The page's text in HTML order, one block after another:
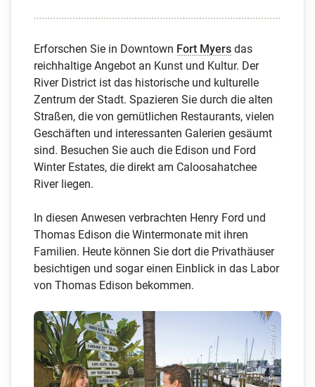
Erforschen Sie in Downtown Fort Myers das
reichhaltige Angebot an Kunst und Kultur. Der
River District ist das historische und kulturelle
Zentrum der Stadt. Spazieren Sie durch die alten
Straßen, die von gemütlichen Restaurants, vielen
Geschäften und interessanten Galerien gesäumt
sind. Besuchen Sie auch die Edison und Ford
Winter Estates, die direkt am Caloosahatchee
River liegen.
In diesen Anwesen verbrachten Henry Ford und
Thomas Edison die Wintermonate mit ihren
Familien. Heute können Sie dort die Privathäuser
besichtigen und sogar einen Einblick in das Labor
von Thomas Edison bekommen.
© The Lee County Vis...